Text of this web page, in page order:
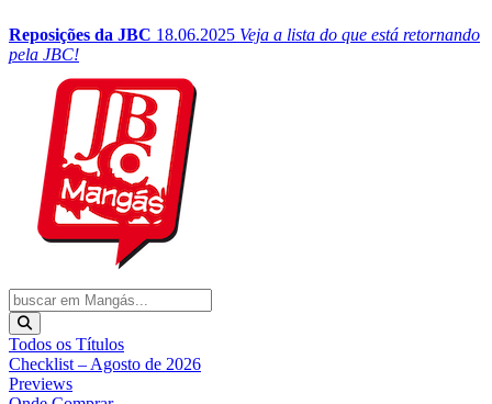
Reposições da JBC 18.06.2025 Veja a lista do que está retornando
pela JBC!
Todos os Títulos
Checklist – Agosto de 2026
Previews